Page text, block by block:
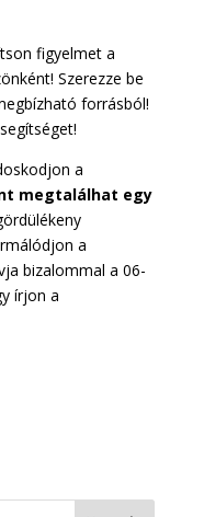
figyelmet a
Szerezze be
forrásból!
a
megtalálhat egy
a
bizalommal a 06-
írjon a